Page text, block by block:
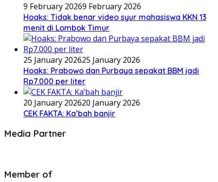
9 February 20269 February 2026
Hoaks: Tidak benar video syur mahasiswa KKN 13
menit di Lombok Timur
25 January 202625 January 2026
Hoaks: Prabowo dan Purbaya sepakat BBM jadi
Rp7.000 per liter
20 January 202620 January 2026
CEK FAKTA: Ka’bah banjir
Media Partner
Member of